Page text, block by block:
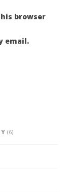
browser
email.
(6)